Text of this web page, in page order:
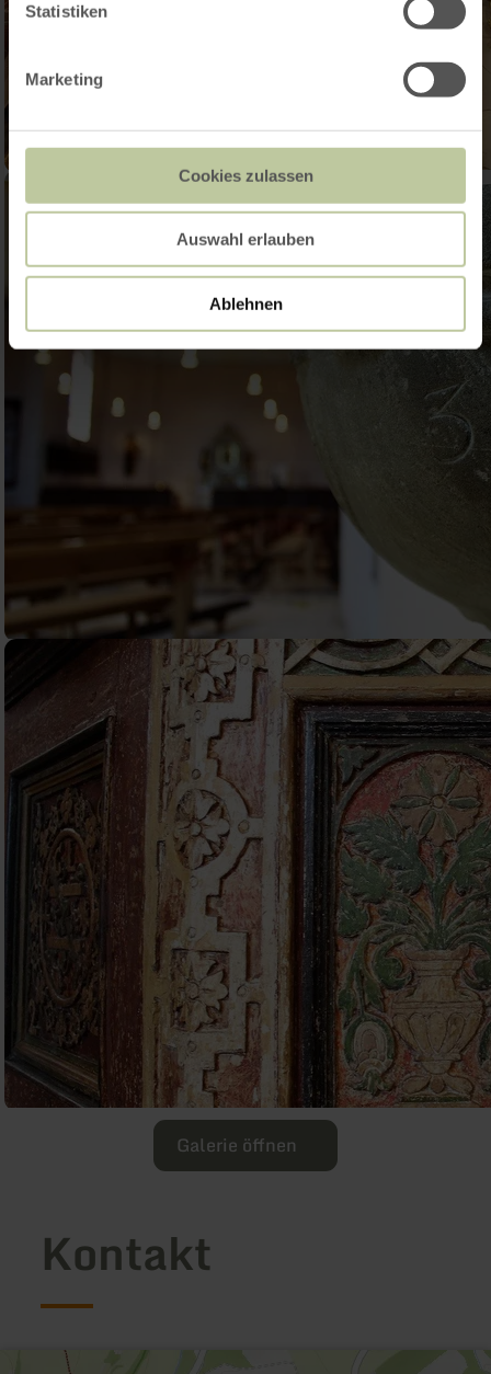
Statistiken
Marketing
Cookies zulassen
Auswahl erlauben
Ablehnen
Galerie öffnen
Kontakt